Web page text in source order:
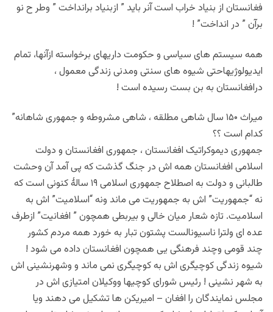
فغانستان از بنیاد خراب است آنر باید ” ازبنیاد برانداخت ” وطر ح نو
برآن ” در انداخت” !
همه سیستم های سیاسی و حکومت داریهای برخواسته ازآنها، تمام
ایدیولوژیهاحتی شیوه های سنتی ومدنی زندگی معمول ،
درافغانستان به بن بست رسیده است !
میراث ۱۵۰ سال شاهی مطلقه ، شاهی مشروطه و جمهوری شاهانه”
کدام است ؟؟
جمهوری دیموکراتیک افغانستان ، جمهوری افغانستان و دولت
اسلامی افغانستان همه اش در جنگ گذشت که پی آمد آن وحشت
طالبانی و دولت به اصطلاح جمهوری اسلامی ۱۹ سالهٔ کنونی است که
نه “جمهوریت” اش به جمهوریت می ماند ونه “اسلامیت” اش به
اسلامیت. تازه شعار میان خالی و بیربطی همچون ” افغانیت” ازطرف
عده ای ولترا ناسیونالست پشتون تبار به خورد همه مردم کشور
چند قومی وچند فرهنگی یی همچون افغانستان داده می شود !
شیوه زندگی کوچیگری اش به کوچیگری نمی ماند و وشهرنشینی اش
به شهر نشینی ! رئیس شورای کوچیها ووکیلان امتیازی اش در
مجلس نمایندگان را افغان – امیریکن ها تشکیل می دهند ویا